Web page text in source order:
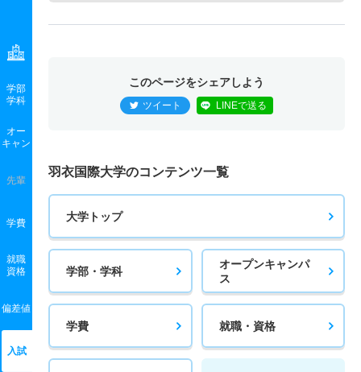
学部
学科
オー
キャン
先輩
学費
就職
資格
偏差値
入試
このページをシェアしよう
ツイート LINEで送る
羽衣国際大学のコンテンツ一覧
大学トップ
学部・学科
オープンキャンパ
ス
学費 就職・資格